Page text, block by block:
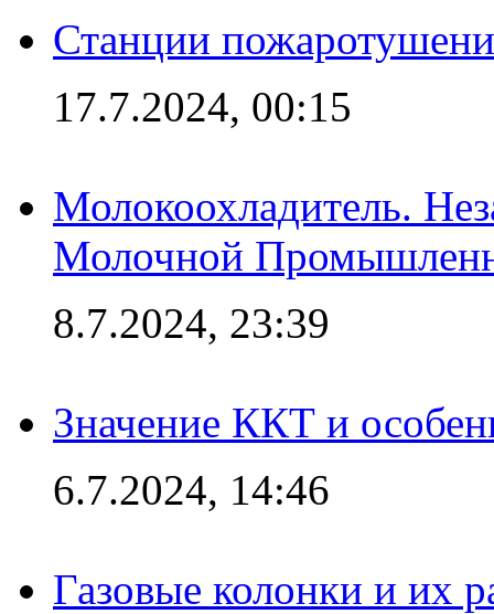
Станции
17.7.2024, 00:15
Молокоохладитель.
Молочной
8.7.2024, 23:39
Значение ККТ и
6.7.2024, 14:46
Газовые колонки и их